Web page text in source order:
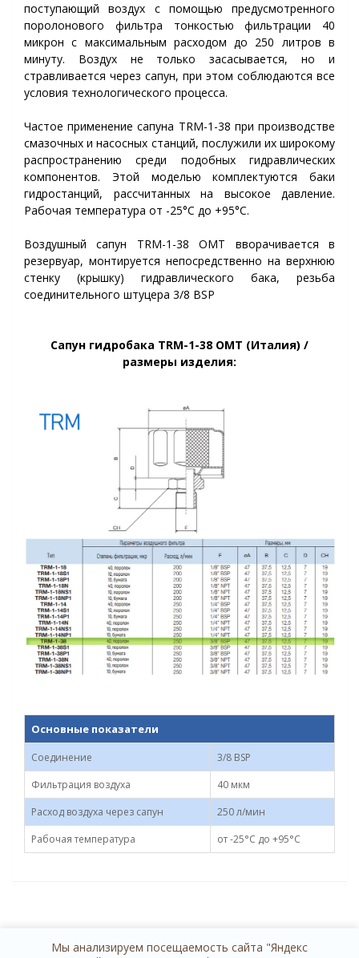
поступающий воздух с помощью предусмотренного
поролонового фильтра тонкостью фильтрации 40
микрон с максимальным расходом до 250 литров в
минуту. Воздух не только засасывается, но и
стравливается через сапун, при этом соблюдаются все
условия технологического процесса.
Частое применение сапуна TRM-1-38 при производстве
смазочных и насосных станций, послужили их широкому
распространению среди подобных гидравлических
компонентов. Этой моделью комплектуются баки
гидростанций, рассчитанных на высокое давление.
Рабочая температура от -25°C до +95°C.
Воздушный сапун TRM-1-38 OMT вворачивается в
резервуар, монтируется непосредственно на верхнюю
стенку (крышку) гидравлического бака, резьба
соединительного штуцера 3/8 BSP
Сапун гидробака TRM-1-38 OMT (Италия) /
размеры изделия:
Основные показатели
Соединение
3/8 BSP
Фильтрация воздуха
40 мкм
Расход воздуха через сапун
250 л/мин
Рабочая температура
от -25°C до +95°C
Мы анализируем посещаемость сайта "Яндекс